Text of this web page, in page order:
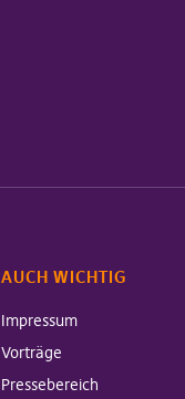
AUCH WICHTIG
Impressum
Vorträge
Pressebereich